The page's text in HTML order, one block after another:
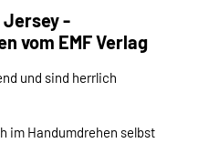
Jersey -
vom EMF Verlag
und sind herrlich
im Handumdrehen selbst